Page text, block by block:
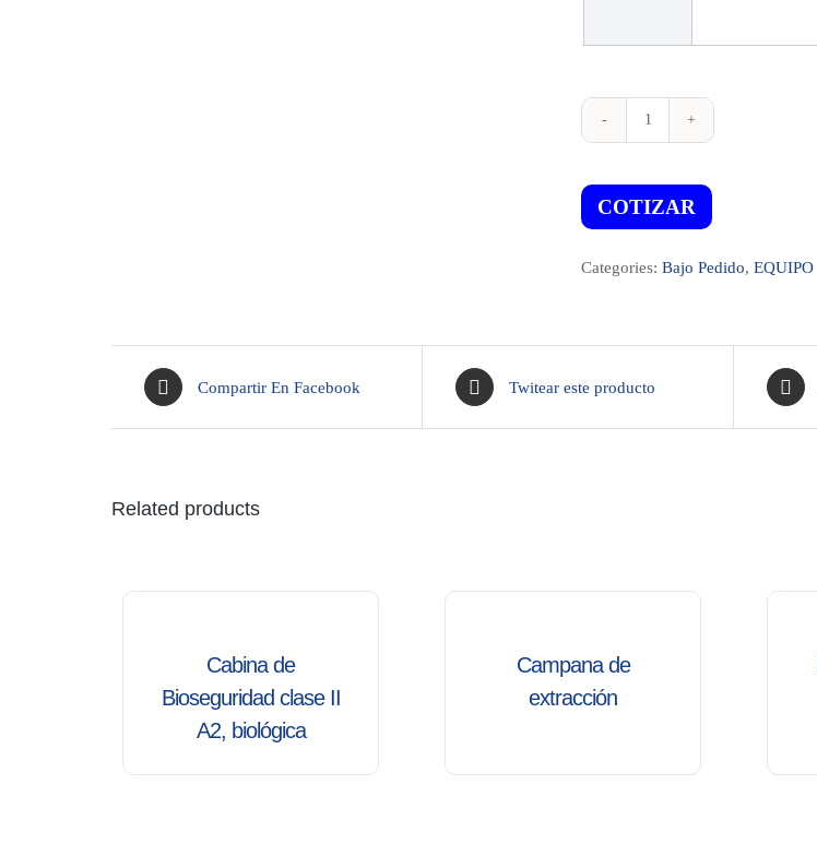
Secador
con
filtro
y
K2019
COTIZAR
Categories: Bajo Pedido, EQUIPO
Compartir En Facebook Twitear este producto
Related products
Cabina de
Bioseguridad clase II
A2, biológica
Campana de
extracción